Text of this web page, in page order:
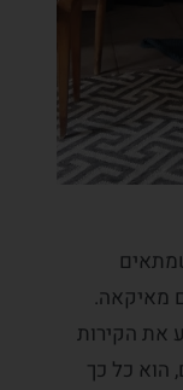
מאיקאה.
את הקירות
הוא כל כך